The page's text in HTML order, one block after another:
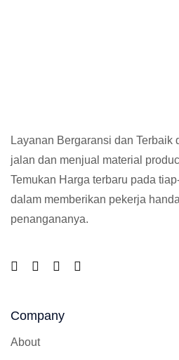
Layanan Bergaransi dan Terbaik
jalan dan menjual material
Temukan Harga terbaru pada
dalam memberikan pekerja
penangananya.
Company
About